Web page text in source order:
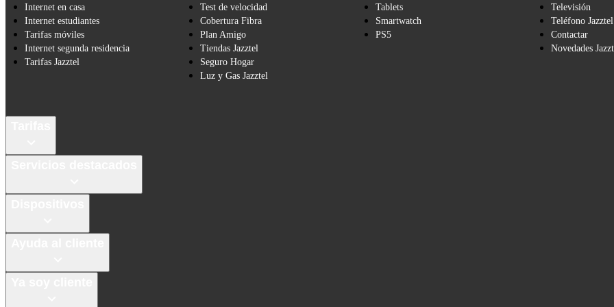
Internet en casa
Internet estudiantes
Tarifas móviles
Internet segunda residencia
Tarifas Jazztel
Test de velocidad
Cobertura Fibra
Plan Amigo
Tiendas Jazztel
Seguro Hogar
Luz y Gas Jazztel
Tablets
Smartwatch
PS5
Televisión
Teléfono Jazztel
Contactar
Novedades